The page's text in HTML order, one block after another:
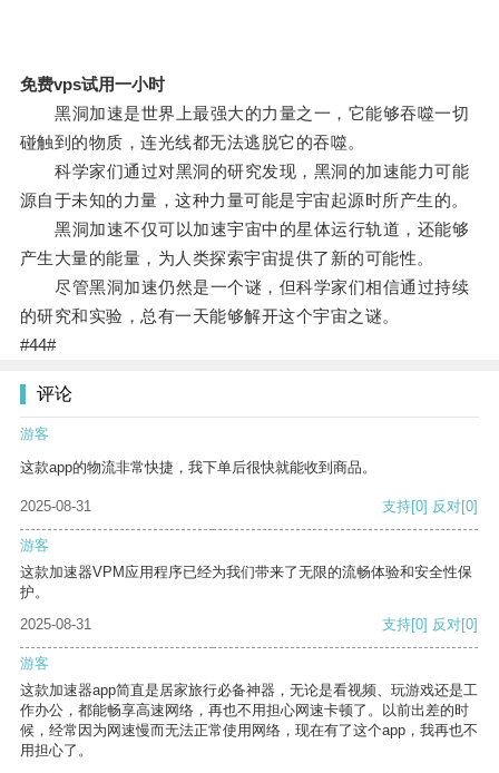
免费vps试用一小时
黑洞加速是世界上最强大的力量之一，它能够吞噬一切
碰触到的物质，连光线都无法逃脱它的吞噬。
科学家们通过对黑洞的研究发现，黑洞的加速能力可能
源自于未知的力量，这种力量可能是宇宙起源时所产生的。
黑洞加速不仅可以加速宇宙中的星体运行轨道，还能够
产生大量的能量，为人类探索宇宙提供了新的可能性。
尽管黑洞加速仍然是一个谜，但科学家们相信通过持续
的研究和实验，总有一天能够解开这个宇宙之谜。
#44#
评论
游客
这款app的物流非常快捷，我下单后很快就能收到商品。
2025-08-31 支持[0] 反对[0]
游客
这款加速器VPM应用程序已经为我们带来了无限的流畅体验和安全性保
护。
2025-08-31
支持[0] 反对[0]
游客
这款加速器app简直是居家旅行必备神器，无论是看视频、玩游戏还是工
作办公，都能畅享高速网络，再也不用担心网速卡顿了。以前出差的时
候，经常因为网速慢而无法正常使用网络，现在有了这个app，我再也不
用担心了。